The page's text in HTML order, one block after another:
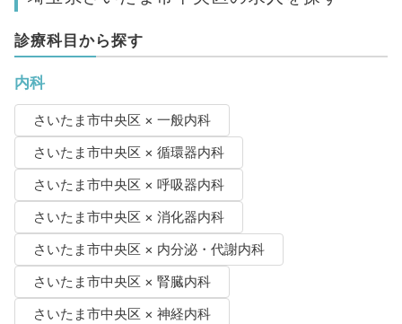
診療科目から探す
内科
さいたま市中央区 × 一般内科
さいたま市中央区 × 循環器内科
さいたま市中央区 × 呼吸器内科
さいたま市中央区 × 消化器内科
さいたま市中央区 × 内分泌・代謝内科
さいたま市中央区 × 腎臓内科
さいたま市中央区 × 神経内科